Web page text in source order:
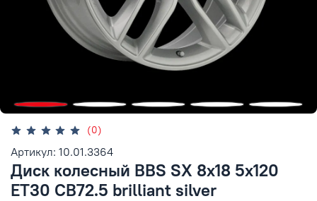
(0)
Артикул: 10.01.3364
Диск колесный BBS SX 8x18 5x120
ET30 CB72.5 brilliant silver